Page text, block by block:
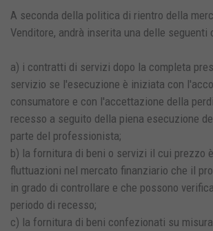
A seconda della politica di rientro della
Venditore, andrà inserita una delle seguenti
a) i contratti di servizi dopo la completa
servizio se l'esecuzione è iniziata con
consumatore e con l'accettazione della
recesso a seguito della piena esecuzione
parte del professionista;
b) la fornitura di beni o servizi il cui prezzo
fluttuazioni nel mercato finanziario che il
in grado di controllare e che possono
periodo di recesso;
c) la fornitura di beni confezionati su